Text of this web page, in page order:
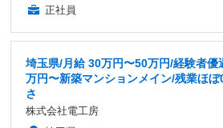
正社員
埼玉県/月給 30万円〜50万円/経験者優
万円〜新築マンションメイン/残業ほ
さ
株式会社電工房